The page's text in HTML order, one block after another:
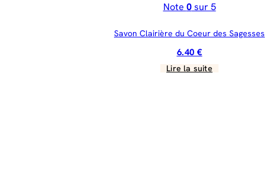
Note 0sur 5
Savon Clairière du Coeur des Sagesses
6.40 €
Lire la suite